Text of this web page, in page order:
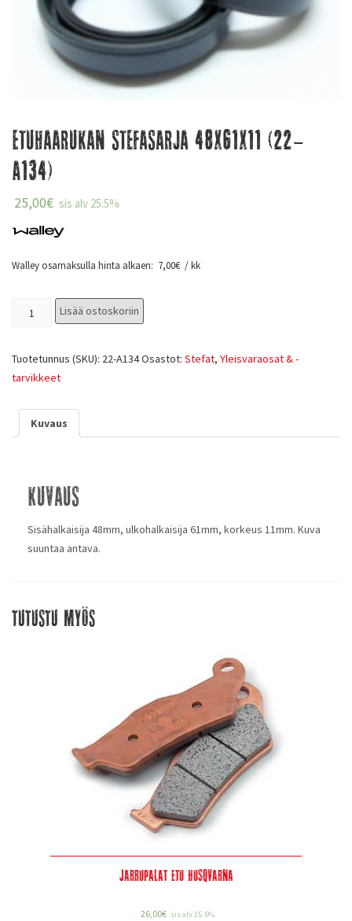
Etuhaarukan stefasarja 48x61x11 (22-
A134)
25,00€ sis alv 25.5%
Walley osamaksulla hinta alkaen: 7,00€ / kk
Lisää ostoskoriin
Tuotetunnus (SKU): 22-A134Osastot: Stefat, Yleisvaraosat & -
tarvikkeet
Kuvaus
Kuvaus
Sisähalkaisija 48mm, ulkohalkaisija 61mm, korkeus 11mm. Kuva
suuntaa antava.
Tutustu myös
Jarrupalat etu Husqvarna
26,00€ sis alv 25.5%